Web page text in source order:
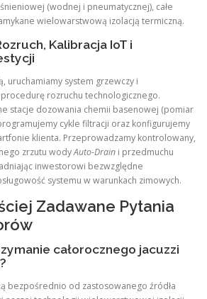
(wodnej i pneumatycznej), całe
wielowarstwową izolacją termiczną.
Kalibracja IoT i
uruchamiamy system grzewczy i
rozruchu technologicznego.
stacje dozowania chemii basenowej (pomiar
cykle filtracji oraz konfigurujemy
klienta. Przeprowadzamy kontrolowany,
zrzutu wodyAuto-Drain i przedmuchu
inwestorowi bezwzględne
systemu w warunkach zimowych.
Zadawane Pytania
całorocznego jacuzzi
bezpośrednio od zastosowanego źródła